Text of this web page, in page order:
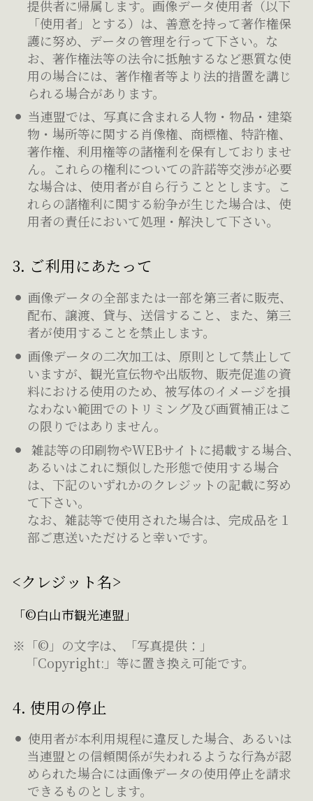
提供者に帰属します。画像データ使用者（以下
「使用者」とする）は、善意を持って著作権保
護に努め、データの管理を行って下さい。な
お、著作権法等の法令に抵触するなど悪質な使
用の場合には、著作権者等より法的措置を講じ
られる場合があります。
当連盟では、写真に含まれる人物・物品・建築
物・場所等に関する肖像権、商標権、特許権、
著作権、利用権等の諸権利を保有しておりませ
ん。これらの権利についての許諾等交渉が必要
な場合は、使用者が自ら行うこととします。こ
れらの諸権利に関する紛争が生じた場合は、使
用者の責任において処理・解決して下さい。
3. ご利用にあたって
画像データの全部または一部を第三者に販売、
配布、譲渡、貸与、送信すること、また、第三
者が使用することを禁止します。
画像データの二次加工は、原則として禁止して
いますが、観光宣伝物や出版物、販売促進の資
料における使用のため、被写体のイメージを損
なわない範囲でのトリミング及び画質補正はこ
の限りではありません。
雑誌等の印刷物やWEBサイトに掲載する場合、
あるいはこれに類似した形態で使用する場合
は、下記のいずれかのクレジットの記載に努め
て下さい。
なお、雑誌等で使用された場合は、完成品を１
部ご恵送いただけると幸いです。
<クレジット名>
「©白山市観光連盟」
※「©」の文字は、「写真提供：」
「Copyright:」等に置き換え可能です。
4. 使用の停止
使用者が本利用規程に違反した場合、あるいは
当連盟との信頼関係が失われるような行為が認
められた場合には画像データの使用停止を請求
できるものとします。